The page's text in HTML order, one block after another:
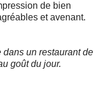
de bien
et avenant.
dans un restaurant de
goût du jour.